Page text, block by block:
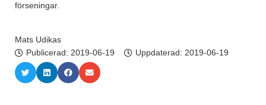
förseningar.
Mats Udikas
Publicerad: 2019-06-19 Uppdaterad: 2019-06-19